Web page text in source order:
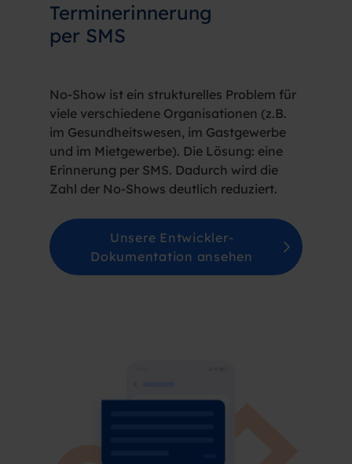
Terminerinnerung
per SMS
No-Show ist ein strukturelles Problem für
viele verschiedene Organisationen (z.B.
im Gesundheitswesen, im Gastgewerbe
und im Mietgewerbe). Die Lösung: eine
Erinnerung per SMS. Dadurch wird die
Zahl der No-Shows deutlich reduziert.
Unsere Entwickler-
Dokumentation ansehen